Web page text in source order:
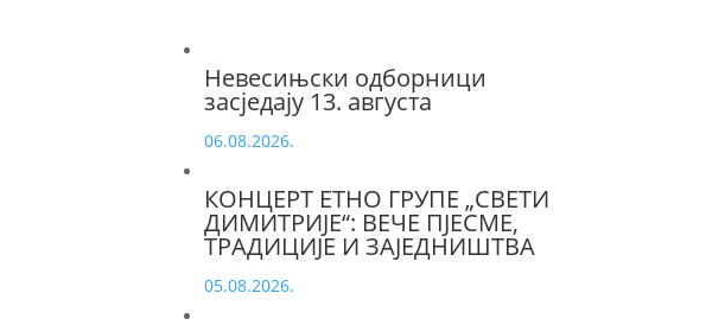
Невесињски одборници
засједају 13. августа
06.08.2026.
КОНЦЕРТ ЕТНО ГРУПЕ „СВЕТИ
ДИМИТРИЈЕ“: ВЕЧЕ ПЈЕСМЕ,
ТРАДИЦИЈЕ И ЗАЈЕДНИШТВА
05.08.2026.